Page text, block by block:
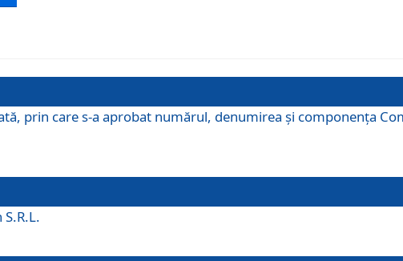
prin care s-a aprobat numărul, denumirea şi componenţa